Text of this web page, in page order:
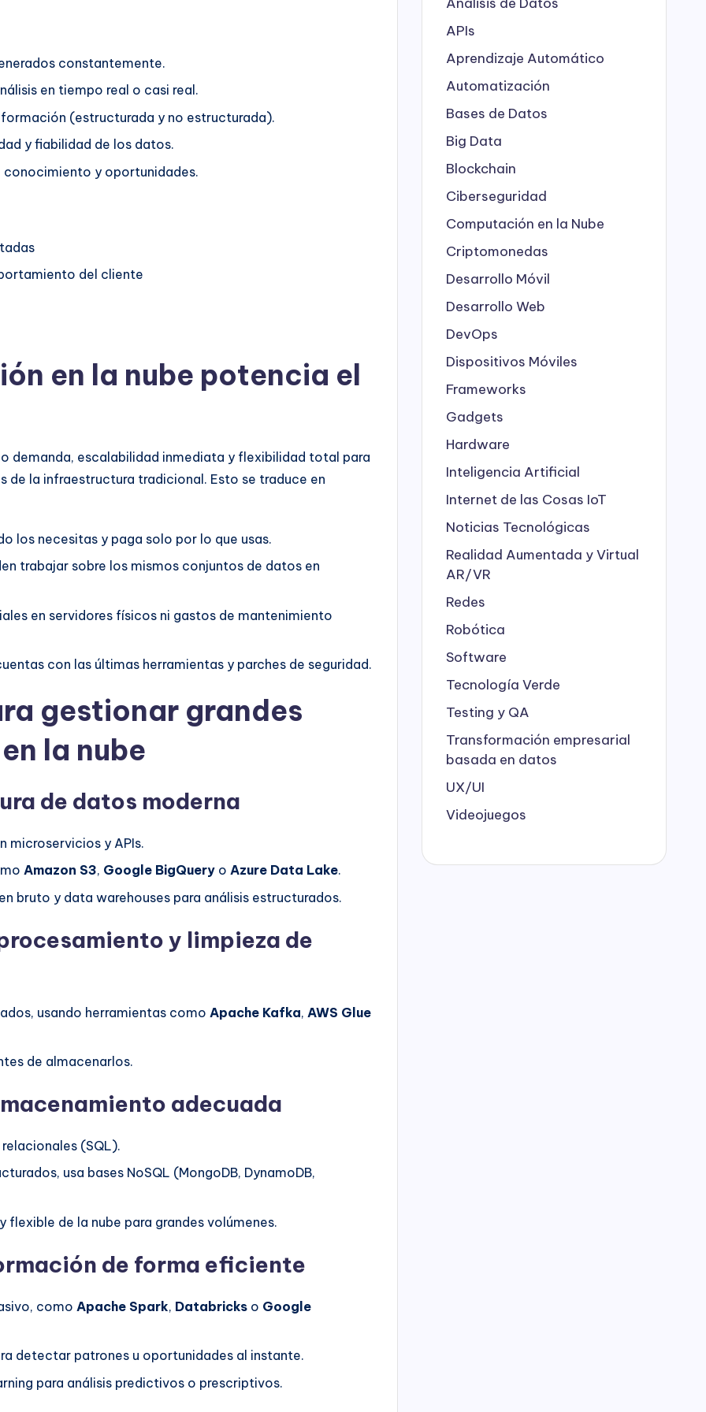
constantemente.
en tiempo real o casi real.
(estructurada y no estructurada).
y fiabilidad de los datos.
y oportunidades.
del cliente
en la nube potencia el
demanda, escalabilidad inmediata y flexibilidad total para
de la infraestructura tradicional. Esto se traduce en
los necesitas y paga solo por lo que usas.
trabajar sobre los mismos conjuntos de datos en
en servidores físicos ni gastos de mantenimiento
con las últimas herramientas y parches de seguridad.
gestionar grandes
la nube
de datos moderna
microservicios y APIs.
Amazon S3, Google BigQuery o Azure Data Lake.
bruto y data warehouses para análisis estructurados.
y limpieza de
usando herramientas como Apache Kafka, AWS Glue
de almacenarlos.
adecuada
(SQL).
usa bases NoSQL (MongoDB, DynamoDB,
de la nube para grandes volúmenes.
de forma eficiente
como Apache Spark, Databricks o Google
detectar patrones u oportunidades al instante.
para análisis predictivos o prescriptivos.
APIs
Aprendizaje Automático
Automatización
Bases de Datos
Big Data
Blockchain
Ciberseguridad
Computación en la Nube
Criptomonedas
Desarrollo Móvil
Desarrollo Web
DevOps
Dispositivos Móviles
Frameworks
Gadgets
Hardware
Inteligencia Artificial
Internet de las Cosas IoT
Noticias Tecnológicas
Realidad Aumentada y Virtual
AR/VR
Redes
Robótica
Software
Tecnología Verde
Testing y QA
Transformación empresarial
basada en datos
UX/UI
Videojuegos